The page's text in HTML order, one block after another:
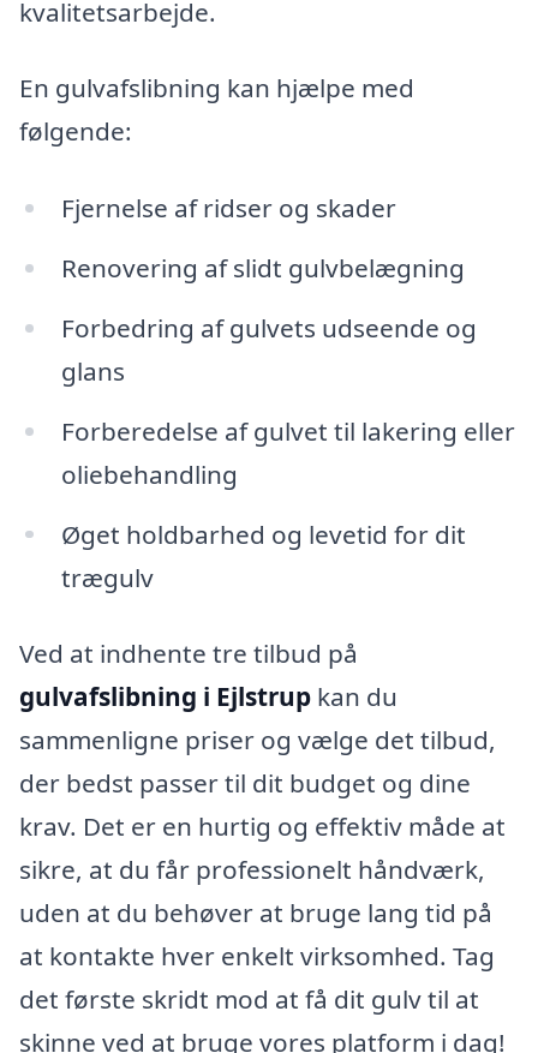
kvalitetsarbejde.
En gulvafslibning kan hjælpe med
følgende:
Fjernelse af ridser og skader
Renovering af slidt gulvbelægning
Forbedring af gulvets udseende og
glans
Forberedelse af gulvet til lakering eller
oliebehandling
Øget holdbarhed og levetid for dit
trægulv
Ved at indhente tre tilbud på
gulvafslibning i Ejlstrup kan du
sammenligne priser og vælge det tilbud,
der bedst passer til dit budget og dine
krav. Det er en hurtig og effektiv måde at
sikre, at du får professionelt håndværk,
uden at du behøver at bruge lang tid på
at kontakte hver enkelt virksomhed. Tag
det første skridt mod at få dit gulv til at
skinne ved at bruge vores platform i dag!